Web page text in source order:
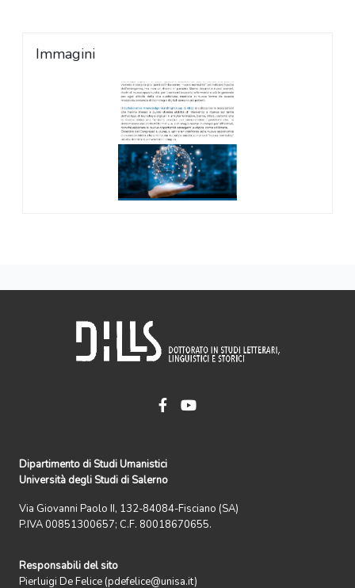
Immagini
Dipartimento di Studi Umanistici
Università degli Studi di Salerno
Via Giovanni Paolo II, 132-84084-Fisciano (SA)
P.IVA 00851300657; C.F. 80018670655.
Responsabili del sito
Pierluigi De Felice (pdefelice@unisa.it)